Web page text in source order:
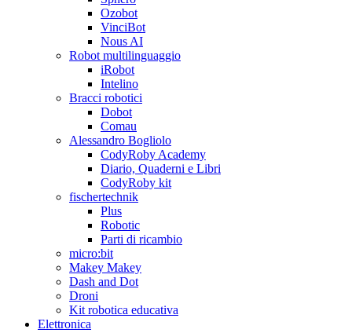
Ozobot
VinciBot
Nous AI
Robot multilinguaggio
iRobot
Intelino
Bracci robotici
Dobot
Comau
Alessandro Bogliolo
CodyRoby Academy
Diario, Quaderni e Libri
CodyRoby kit
fischertechnik
Plus
Robotic
Parti di ricambio
micro:bit
Makey Makey
Dash and Dot
Droni
Kit robotica educativa
Elettronica